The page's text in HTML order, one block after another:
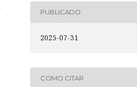
PUBLICADO
2025-07-31
COMO CITAR